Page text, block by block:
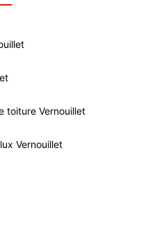
toiture Vernouillet
Vernouillet